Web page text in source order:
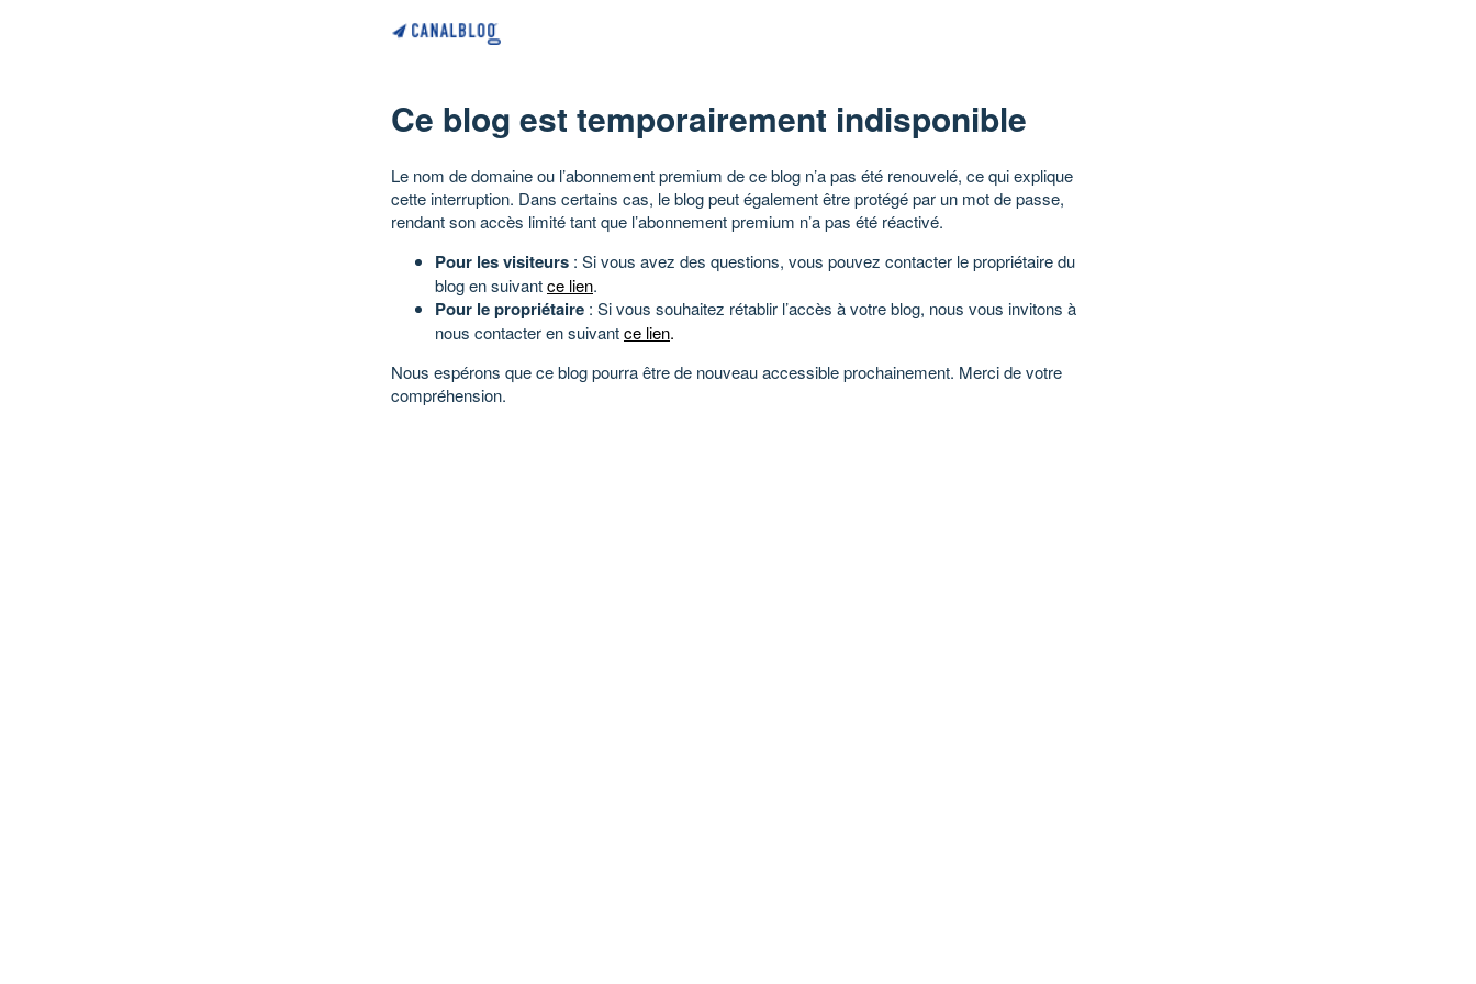
Ce blog est temporairement indisponible
Le nom de domaine ou l’abonnement premium de ce blog n’a pas été renouvelé, ce qui explique
cette interruption. Dans certains cas, le blog peut également être protégé par un mot de passe,
rendant son accès limité tant que l’abonnement premium n’a pas été réactivé.
Pour les visiteurs : Si vous avez des questions, vous pouvez contacter le propriétaire du
blog en suivantce lien.
Pour le propriétaire : Si vous souhaitez rétablir l’accès à votre blog, nous vous invitons à
nous contacter en suivantce lien.
Nous espérons que ce blog pourra être de nouveau accessible prochainement. Merci de votre
compréhension.